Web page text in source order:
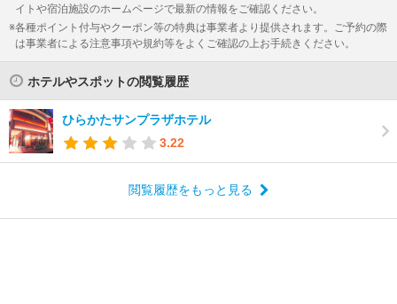
イトや宿泊施設のホームページで最新の情報をご確認ください。
各種ポイント付与やクーポン等の特典は事業者より提供されます。ご予約の際
は事業者による注意事項や規約等をよくご確認の上お手続きください。
ホテルやスポットの閲覧履歴
ひらかたサンプラザホテル
3.22
閲覧履歴をもっと見る